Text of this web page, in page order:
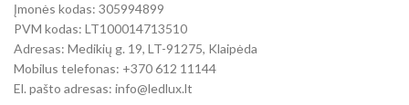
Įmonės kodas: 305994899
PVM kodas: LT100014713510
Adresas: Medikių g. 19, LT-91275, Klaipėda
Mobilus telefonas: +370 612 11144
El. pašto adresas: info@ledlux.lt